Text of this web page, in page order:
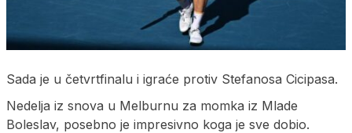
Sada je u četvrtfinalu i igraće protiv Stefanosa Cicipasa.
Nedelja iz snova u Melburnu za momka iz Mlade
Boleslav, posebno je impresivno koga je sve dobio.